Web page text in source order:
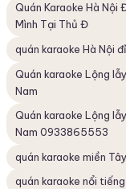
Quán Karaoke Hà Nội
Mình Tại Thủ Đ
quán karaoke Hà Nội
Quán karaoke Lộng
Nam
Quán karaoke Lộng
Nam 0933865553
quán karaoke miền
quán karaoke nổi